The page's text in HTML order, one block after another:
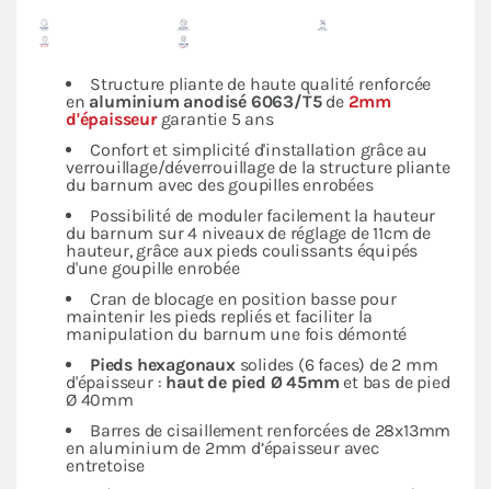
Structure pliante de haute qualité renforcée
en aluminium anodisé 6063/T5de 2mm
d'épaisseurgarantie 5 ans
Confort et simplicité d'installation grâce au
verrouillage/déverrouillage de la structure pliante
du barnum avec des goupilles enrobées
Possibilité de moduler facilement la hauteur
du barnum sur 4 niveaux de réglage de 11cm de
hauteur, grâce aux pieds coulissants équipés
d'une goupille enrobée
Cran de blocage en position basse pour
maintenir les pieds repliés et faciliter la
manipulation du barnum une fois démonté
Pieds hexagonauxsolides (6 faces) de 2 mm
d'épaisseur : haut de pied Ø 45mm et bas de pied
Ø 40mm
Barres de cisaillement renforcées de 28x13mm
en aluminium de 2mm d’épaisseur avec
entretoise